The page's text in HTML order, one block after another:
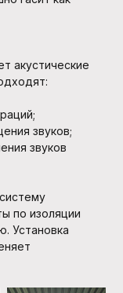
акустические
звуков;
звуков
по изоляции
Установка